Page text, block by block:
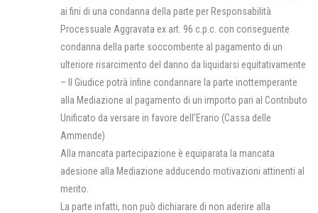
ai fini di una condanna della parte per Responsabilità
Processuale Aggravata ex art. 96 c.p.c. con conseguente
condanna della parte soccombente al pagamento di un
ulteriore risarcimento del danno da liquidarsi equitativamente
– Il Giudice potrà infine condannare la parte inottemperante
alla Mediazione al pagamento di un importo pari al Contributo
Unificato da versare in favore dell’Erario (Cassa delle
Ammende)
Alla mancata partecipazione è equiparata la mancata
adesione alla Mediazione adducendo motivazioni attinenti al
merito.
La parte infatti, non può dichiarare di non aderire alla